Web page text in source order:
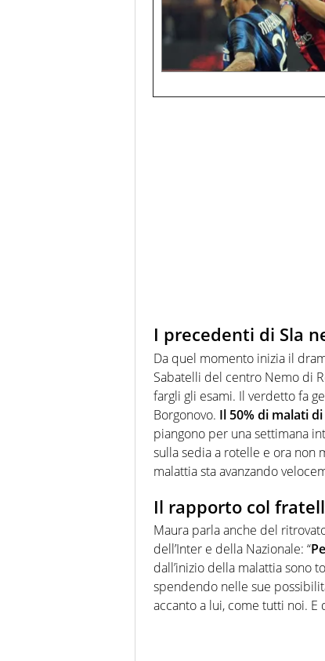
I precedenti di Sla
Da quel momento inizia il
Sabatelli del centro Nemo di
fargli gli esami. Il verdetto fa
Borgonovo. Il 50% di malati
piangono per una settimana
sulla sedia a rotelle e ora non
malattia sta avanzando
Il rapporto col
Maura parla anche del
dell’Inter e della Nazionale: “
dall’inizio della malattia sono
spendendo nelle sue
accanto a lui, come tutti noi.